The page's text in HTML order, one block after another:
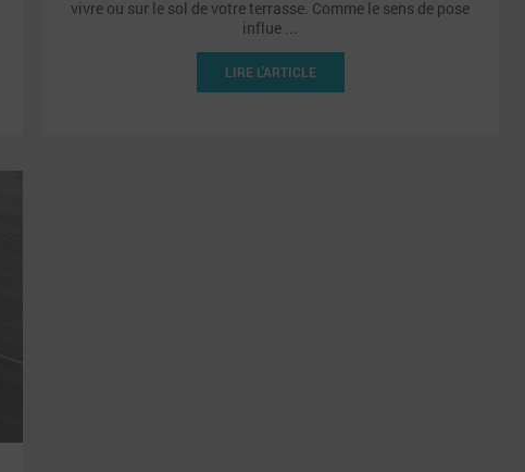
vivre ou sur le sol de votre terrasse. Comme le sens de pose
influe ...
LIRE L'ARTICLE